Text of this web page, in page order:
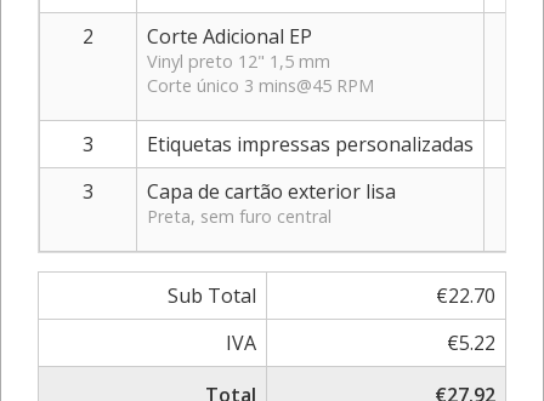
2 Corte Adicional EP
Vinyl preto 12" 1,5 mm
Corte único 3 mins@45 RPM
3
Etiquetas impressas personalizadas
3
Capa de cartão exterior lisa
Preta, sem furo central
Sub Total
€22.70
IVA
€5.22
Total
€27.92